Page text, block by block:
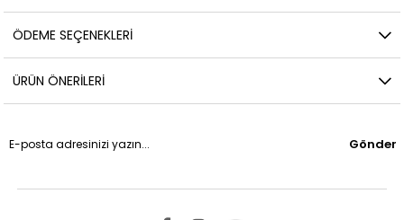
ÖDEME SEÇENEKLERI
ÜRÜN ÖNERILERI
Gönder